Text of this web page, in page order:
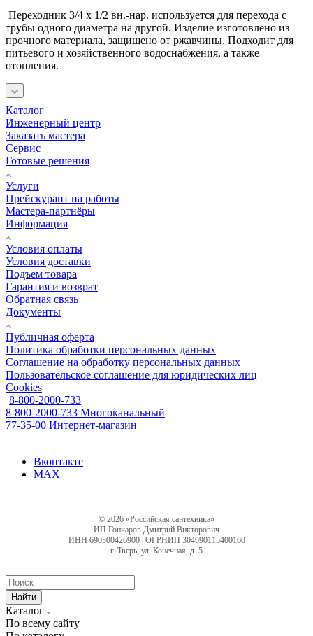
Переходник 3/4 х 1/2 вн.-нар. используется для перехода с
трубы одного диаметра на другой. Изделие изготовлено из
прочного материала, защищено от ржавчины. Подходит для
питьевого и хозяйственного водоснабжения, а также
отопления.
Каталог
Инженерный центр
Заказать мастера
Сервис
Готовые решения
Услуги
Прейскурант на работы
Мастера-партнёры
Информация
Условия оплаты
Условия доставки
Подъем товара
Гарантия и возврат
Обратная связь
Документы
Публичная оферта
Политика обработки персональных данных
Соглашение на обработку персональных данных
Пользовательское соглашение для юридических лиц
Cookies
8-800-2000-733
8-800-2000-733 Многоканальный
77-35-00 Интернет-магазин
Вконтакте
MAX
© 2026 «Российская сантехника»
ИП Гончаров Дмитрий Викторович
ИНН 690300426900 | ОГРНИП 304690115400160
г. Тверь, ул. Конечная, д. 5
Найти
Каталог
По всему сайту